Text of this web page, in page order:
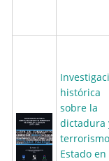
histórica
sobre la
dictadura
Estado en